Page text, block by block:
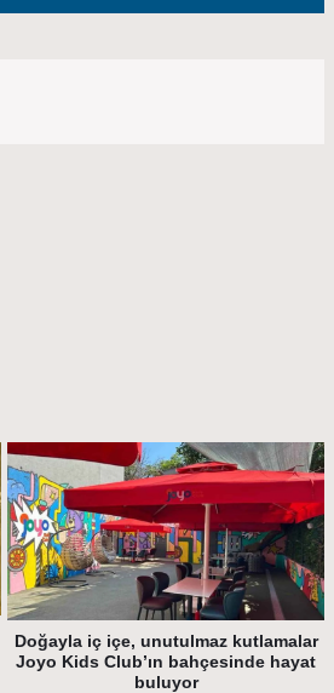
Doğayla iç içe, unutulmaz kutlamalar
Joyo Kids Club’ın bahçesinde hayat
buluyor